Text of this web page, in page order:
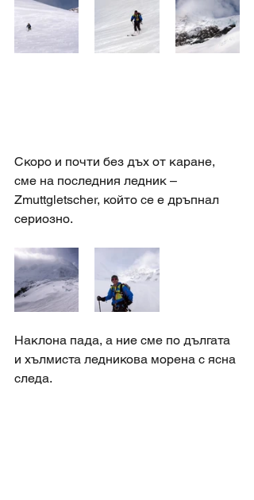
Скоро и почти без дъх от каране,
сме на последния ледник –
Zmuttgletscher, който се е дръпнал
сериозно.
Наклона пада, а ние сме по дългата
и хълмиста ледникова морена с ясна
следа.